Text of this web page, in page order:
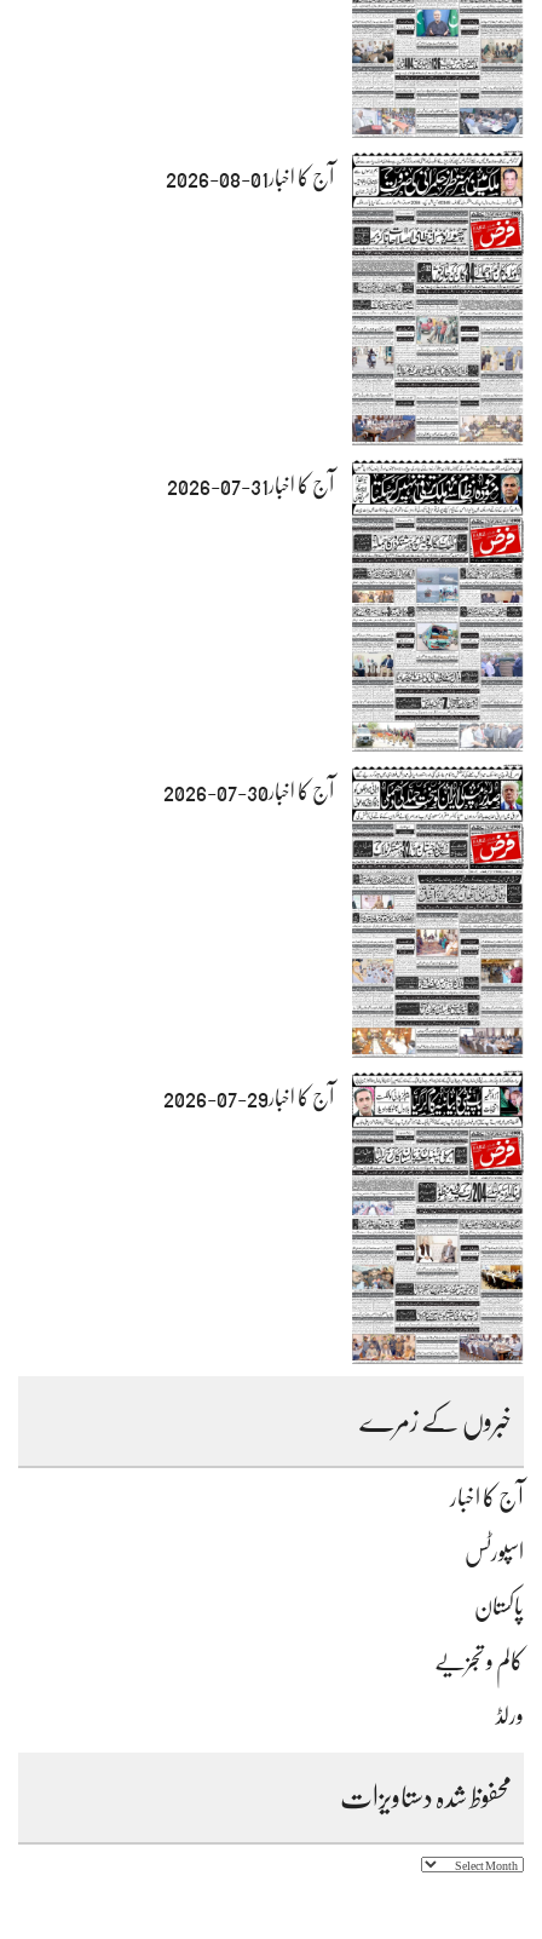
آج کا اخبار01-08-2026
آج کا اخبار31-07-2026
آج کا اخبار30-07-2026
آج کا اخبار29-07-2026
خبروں کے زمرے
آج کا اخبار
اسپورٹس
پاکستان
کالم و تجزیے
ورلڈ
محفوظ شدہ دستاویزات
محفوظ